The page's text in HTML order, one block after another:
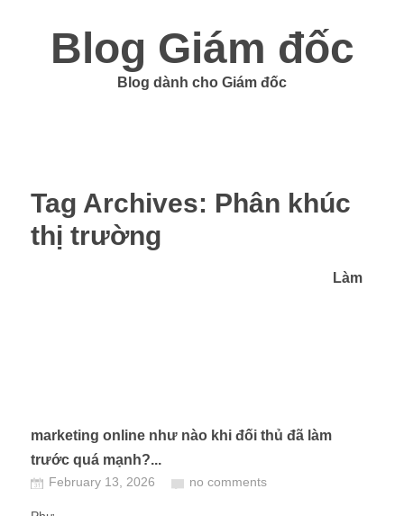
Blog Giám đốc
Blog dành cho Giám đốc
Tag Archives: Phân khúc
thị trường
Làm
marketing online như nào khi đối thủ đã làm
trước quá mạnh?...
February 13, 2026 no comments